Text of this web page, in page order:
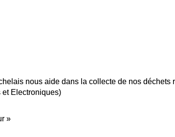
nous aide dans la collecte de nos déchets
et Electroniques)
»